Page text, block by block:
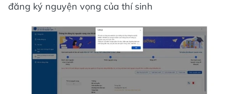
đăng ký nguyện vọng của thí sinh